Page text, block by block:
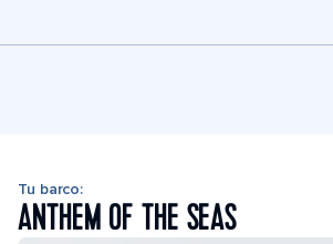
Tu barco:
ANTHEM OF THE SEAS